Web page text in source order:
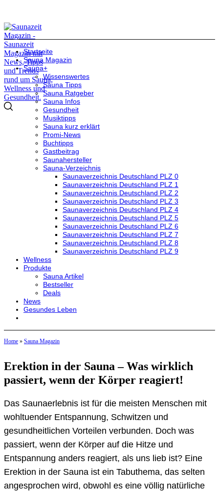
Startseite
Sauna Magazin
Sauna+
Wissenswertes
Sauna Tipps
Sauna Ratgeber
Sauna Infos
Gesundheit
Musiktipps
Sauna kurz erklärt
Promi-News
Buchtipps
Gastbeitrag
Saunahersteller
Sauna-Verzeichnis
Saunaverzeichnis Deutschland PLZ 0
Saunaverzeichnis Deutschland PLZ 1
Saunaverzeichnis Deutschland PLZ 2
Saunaverzeichnis Deutschland PLZ 3
Saunaverzeichnis Deutschland PLZ 4
Saunaverzeichnis Deutschland PLZ 5
Saunaverzeichnis Deutschland PLZ 6
Saunaverzeichnis Deutschland PLZ 7
Saunaverzeichnis Deutschland PLZ 8
Saunaverzeichnis Deutschland PLZ 9
Wellness
Produkte
Sauna Artikel
Bestseller
Deals
News
Gesundes Leben
Home » Sauna Magazin
Erektion in der Sauna – Was wirklich
passiert, wenn der Körper reagiert!
Das Saunaerlebnis ist für die meisten Menschen mit
wohltuender Entspannung, Schwitzen und
gesundheitlichen Vorteilen verbunden. Doch was
passiert, wenn der Körper auf die Hitze und
Entspannung anders reagiert, als uns lieb ist? Eine
Erektion in der Sauna ist ein Tabuthema, das selten
angesprochen wird, obwohl es eine völlig natürliche